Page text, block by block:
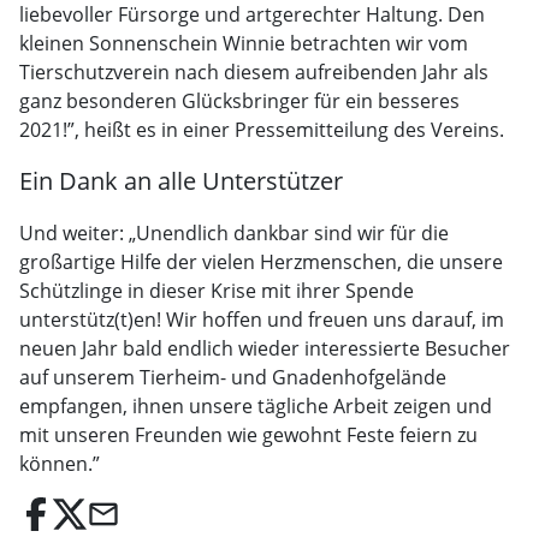
liebevoller Fürsorge und artgerechter Haltung. Den
kleinen Sonnenschein Winnie betrachten wir vom
Tierschutzverein nach diesem aufreibenden Jahr als
ganz besonderen Glücksbringer für ein besseres
2021!”, heißt es in einer Pressemitteilung des Vereins.
Ein Dank an alle Unterstützer
Und weiter: „Unendlich dankbar sind wir für die
großartige Hilfe der vielen Herzmenschen, die unsere
Schützlinge in dieser Krise mit ihrer Spende
unterstütz(t)en! Wir hoffen und freuen uns darauf, im
neuen Jahr bald endlich wieder interessierte Besucher
auf unserem Tierheim- und Gnadenhofgelände
empfangen, ihnen unsere tägliche Arbeit zeigen und
mit unseren Freunden wie gewohnt Feste feiern zu
können.”
email